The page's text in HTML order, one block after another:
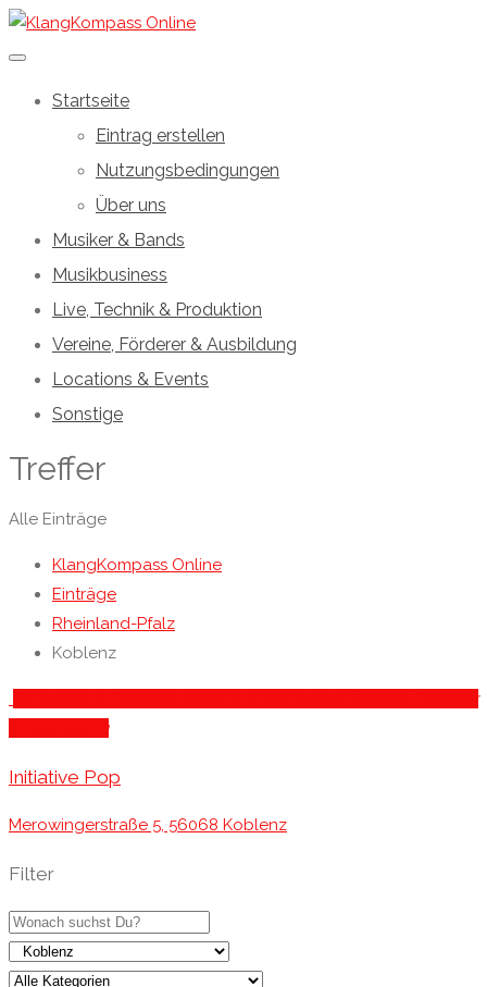
Startseite
Eintrag erstellen
Nutzungsbedingungen
Über uns
Musiker & Bands
Musikbusiness
Live, Technik & Produktion
Vereine, Förderer & Ausbildung
Locations & Events
Sonstige
Treffer
Alle Einträge
KlangKompass Online
Einträge
Rheinland-Pfalz
Koblenz
Initiative Pop
Merowingerstraße 5, 56068 Koblenz
Filter